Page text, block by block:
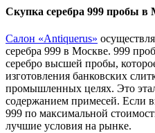
Скупка серебра 999 пробы в
Салон «Antiquerus»
серебра 999 в Москве. 999
серебро высшей пробы,
изготовления банковских
промышленных целях. Это
содержанием примесей. Если
999 по максимальной
лучшие условия на рынке.